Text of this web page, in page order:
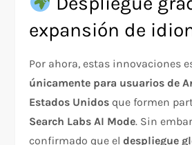
expansión de
Por ahora, estas innovaciones
únicamente para usuarios de
Estados Unidos que formen
Search Labs AI Mode. Sin
confirmado que eldespliegue